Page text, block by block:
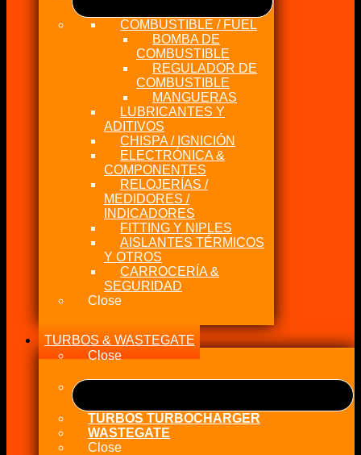
COMBUSTIBLE / FUEL
BOMBA DE
COMBUSTIBLE
REGULADOR DE
COMBUSTIBLE
MANGUERAS
LUBRICANTES Y
ADITIVOS
CHISPA / IGNICIÓN
ELECTRÓNICA &
COMPONENTES
RELOJERÍAS /
MEDIDORES /
INDICADORES
FITTING Y NIPLES
AISLANTES TÉRMICOS
Y OTROS
CARROCERÍA &
SEGURIDAD
Close
TURBOS & WASTEGATE
Close
TURBOS TURBOCHARGER
WASTEGATE
Close